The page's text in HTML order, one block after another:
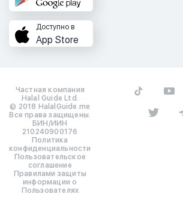
Доступно в
App Store
Частная компания
Halal Guide Ltd.
© 2018 HalalGuide.me
Все права защищены.
БИН/ИИН
210240900176
Политика
конфиденциальности
Пользовательское
соглашение
Правилами защиты
информации о
Пользователях